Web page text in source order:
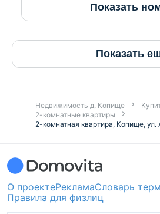
Показать
Показать
Недвижимость д. Копище
2-комнатные квартиры
2-комнатная квартира, Копище, ул.
О проектеРекламаСловарь
Правила для физлиц